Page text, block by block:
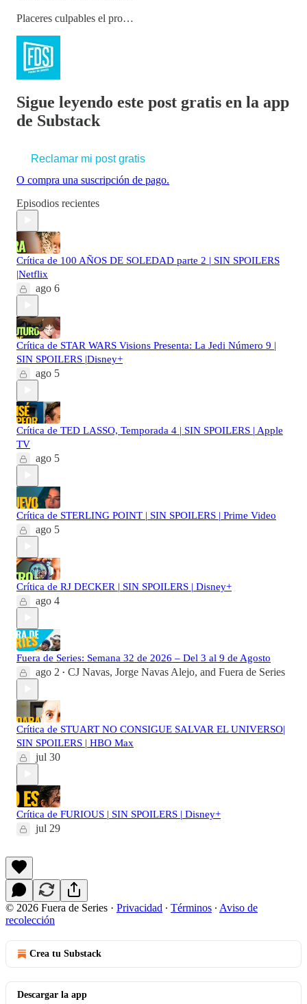
Placeres culpables el pro…
Sigue leyendo este post gratis en la app
de Substack
Reclamar mi post gratis
O compra una suscripción de pago.
Episodios recientes
Crítica de 100 AÑOS DE SOLEDAD parte 2 | SIN SPOILERS
|Netflix
ago 6
Crítica de STAR WARS Visions Presenta: La Jedi Número 9 |
SIN SPOILERS |Disney+
ago 5
Crítica de TED LASSO, Temporada 4 | SIN SPOILERS | Apple
TV
ago 5
Crítica de STERLING POINT | SIN SPOILERS | Prime Video
ago 5
Crítica de RJ DECKER | SIN SPOILERS | Disney+
ago 4
Fuera de Series: Semana 32 de 2026 – Del 3 al 9 de Agosto
ago 2 • CJ Navas, Jorge Navas Alejo, and Fuera de Series
Crítica de STUART NO CONSIGUE SALVAR EL UNIVERSO|
SIN SPOILERS | HBO Max
jul 30
Crítica de FURIOUS | SIN SPOILERS | Disney+
jul 29
© 2026 Fuera de Series · Privacidad ∙ Términos ∙ Aviso de
recolección
Crea tu Substack
Descargar la app